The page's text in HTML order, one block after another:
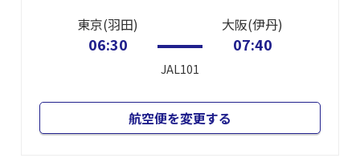
東京(羽田)
06:30
JAL101
大阪(伊丹)
07:40
航空便を変更する